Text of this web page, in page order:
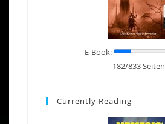
E-Book:
182/833 Seiten
Currently Reading